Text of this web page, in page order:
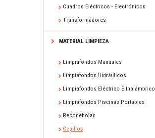
Cuadros Eléctricos - Electrónicos
Transformadores
MATERIAL LIMPIEZA
Limpiafondos Manuales
Limpiafondos Hidráulicos
Limpiafondos Eléctrico E Inalámbrico
Limpiafondos Piscinas Portables
Recogehojas
Cepillos